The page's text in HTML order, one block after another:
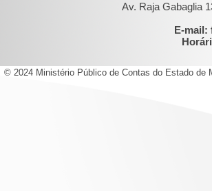
Av. Raja Gabaglia
E-mail:
© 2024 Ministério Público de Contas do Estado de